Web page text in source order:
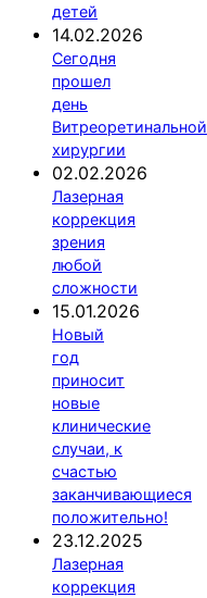
детей
14.02.2026
Сегодня
прошел
день
Витреоретинальной
хирургии
02.02.2026
Лазерная
коррекция
зрения
любой
сложности
15.01.2026
Новый
год
приносит
новые
клинические
случаи, к
счастью
заканчивающиеся
положительно!
23.12.2025
Лазерная
коррекция